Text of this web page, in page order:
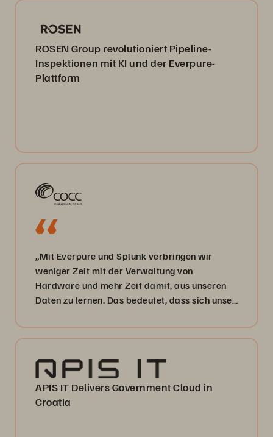
ROSEN Group revolutioniert Pipeline-
Inspektionen mit KI und der Everpure-
Plattform
„Mit Everpure und Splunk verbringen wir
weniger Zeit mit der Verwaltung von
Hardware und mehr Zeit damit, aus unseren
Daten zu lernen. Das bedeutet, dass sich unser
Cyber-Abwehr unserer Kunden zu stärken.“
APIS IT Delivers Government Cloud in
Croatia